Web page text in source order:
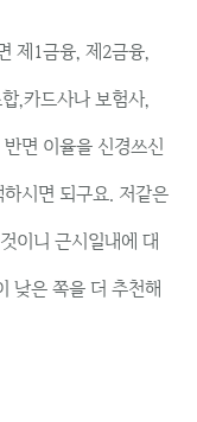
제1금융, 제2금융,
,카드사나 보험사,
면 이율을 신경쓰신
시면 되구요. 저같은
이니 근시일내에 대
낮은 쪽을 더 추천해